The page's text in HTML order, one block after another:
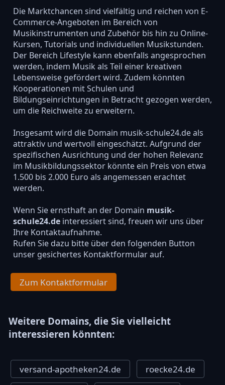
Die Marktchancen sind vielfältig und reichen von E-
Commerce-Angeboten im Bereich von
Musikinstrumenten und Zubehör bis hin zu Online-
Kursen, Tutorials und individuellen Musikstunden.
Der Bereich Lifestyle kann ebenfalls angesprochen
werden, indem Musik als Teil einer kreativen
Lebensweise gefördert wird. Zudem könnten
Kooperationen mit Schulen und
Bildungseinrichtungen in Betracht gezogen werden,
um die Reichweite zu erweitern.
Insgesamt wird die Domain musik-schule24.de als
attraktiv und wertvoll eingeschätzt. Aufgrund der
spezifischen Ausrichtung und der hohen Relevanz
im Musikbildungssektor könnte ein Preis von etwa
1.500 bis 2.000 Euro als angemessen erachtet
werden.
Wenn Sie ernsthaft an der Domain musik-
schule24.deinteressiert sind, freuen wir uns über
Ihre Kontaktaufnahme.
Rufen Sie dazu bitte über den folgenden Button
unser gesichertes Kontaktformular auf.
Zum Kontaktformular
Weitere Domains, die Sie vielleicht
interessieren könnten:
versand-apotheken24.de
roecke24.de